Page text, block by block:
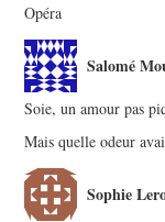
Opéra
Salomé
Soie, un amour pas
Mais quelle odeur
Sophie